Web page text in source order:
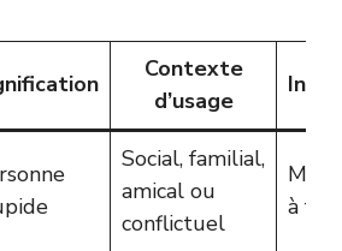
Contexte
d’usage
Social, familial,
amical ou
conflictuel
à